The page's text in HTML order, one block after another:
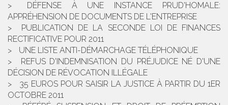
DÉFENSE À UNE INSTANCE PRUD'HOMALE:
APPRÉHENSION DE DOCUMENTS DE L'ENTREPRISE
PUBLICATION DE LA SECONDE LOI DE FINANCES
RECTIFICATIVE POUR 2011
UNE LISTE ANTI-DÉMARCHAGE TÉLÉPHONIQUE
REFUS D'INDEMNISATION DU PRÉJUDICE NÉ D'UNE
DÉCISION DE RÉVOCATION ILLÉGALE
35 EUROS POUR SAISIR LA JUSTICE À PARTIR DU 1ER
OCTOBRE 2011